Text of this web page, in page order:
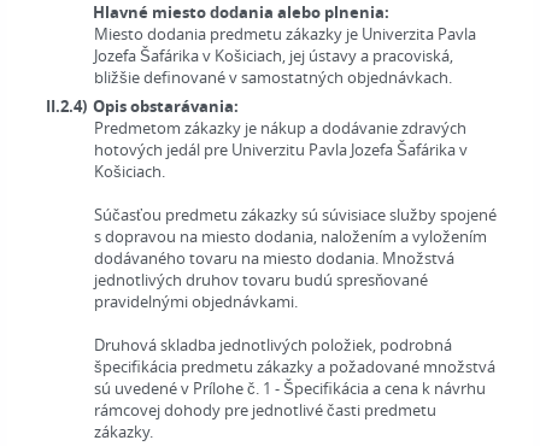
Hlavné miesto dodania alebo plnenia:
Miesto dodania predmetu zákazky je Univerzita Pavla
Jozefa Šafárika v Košiciach, jej ústavy a pracoviská,
bližšie definované v samostatných objednávkach.
II.2.4) Opis obstarávania:
Predmetom zákazky je nákup a dodávanie zdravých
hotových jedál pre Univerzitu Pavla Jozefa Šafárika v
Košiciach.
Súčasťou predmetu zákazky sú súvisiace služby spojené
s dopravou na miesto dodania, naložením a vyložením
dodávaného tovaru na miesto dodania. Množstvá
jednotlivých druhov tovaru budú spresňované
pravidelnými objednávkami.
Druhová skladba jednotlivých položiek, podrobná
špecifikácia predmetu zákazky a požadované množstvá
sú uvedené v Prílohe č. 1 - Špecifikácia a cena k návrhu
rámcovej dohody pre jednotlivé časti predmetu
zákazky.